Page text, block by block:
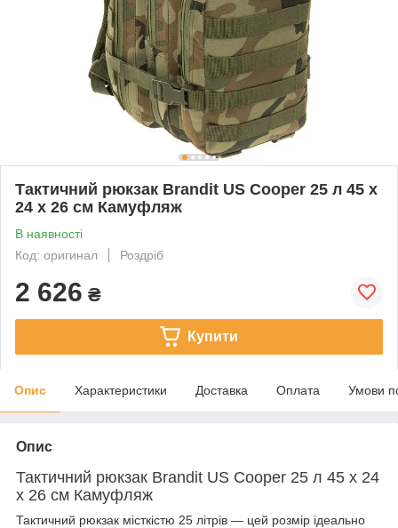
Тактичний рюкзак Brandit US Cooper 25 л 45 х
24 х 26 см Камуфляж
В наявності
Код: оригинал
Роздріб
2 626 ₴
Купити
Опис Характеристики Доставка Оплата Умови
Опис
Тактичний рюкзак Brandit US Cooper 25 л 45 х 24
х 26 см Камуфляж
Тактичний рюкзак місткістю 25 літрів — цей розмір ідеально